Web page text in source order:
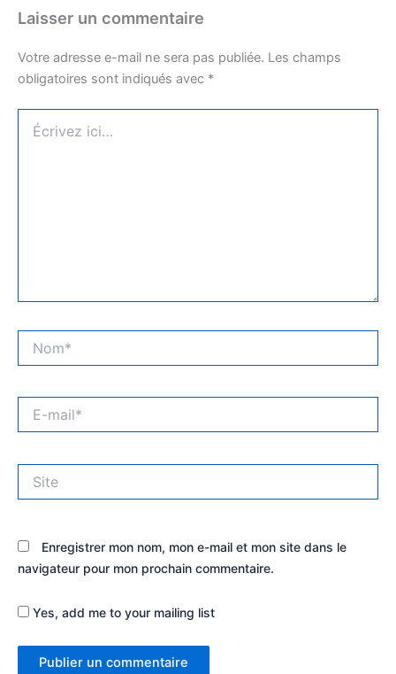
Laisser un commentaire
Votre adresse e-mail ne sera pas publiée. Les champs
obligatoires sont indiqués avec *
ici…
mail*
Enregistrer mon nom, mon e-mail et mon site dans le
navigateur pour mon prochain commentaire.
Yes, add me to your mailing list